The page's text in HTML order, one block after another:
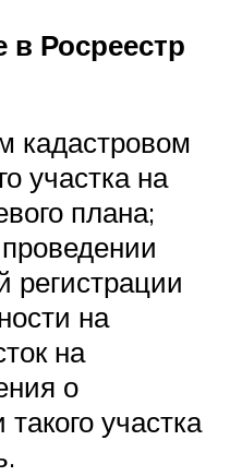
Росреестр
кадастровом
участка на
плана;
регистрации
на
на
о
участка